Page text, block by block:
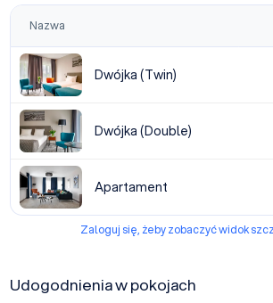
Nazwa
Dwójka (Twin)
Dwójka (Double)
Apartament
Zaloguj się, żeby zobaczyć widok
Udogodnienia w pokojach